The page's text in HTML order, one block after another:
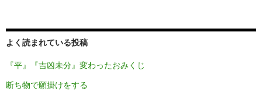
よく読まれている投稿
『平』『吉凶未分』変わったおみくじ
断ち物で願掛けをする